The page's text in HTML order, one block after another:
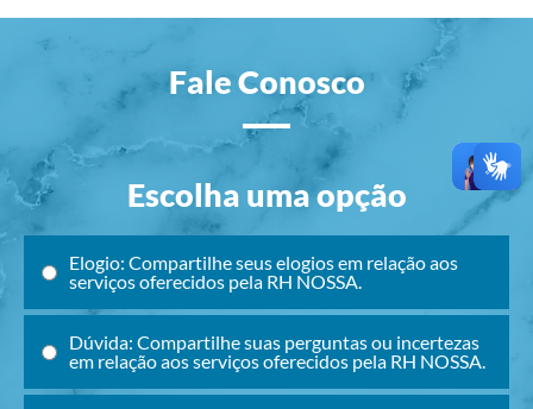
Fale Conosco
Escolha uma opção
Elogio: Compartilhe seus elogios em relação aos
serviços oferecidos pela RH NOSSA.
Dúvida: Compartilhe suas perguntas ou incertezas
em relação aos serviços oferecidos pela RH NOSSA.